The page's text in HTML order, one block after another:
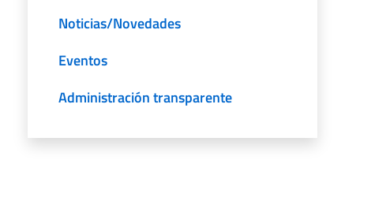
Noticias/Novedades
Eventos
Administración transparente